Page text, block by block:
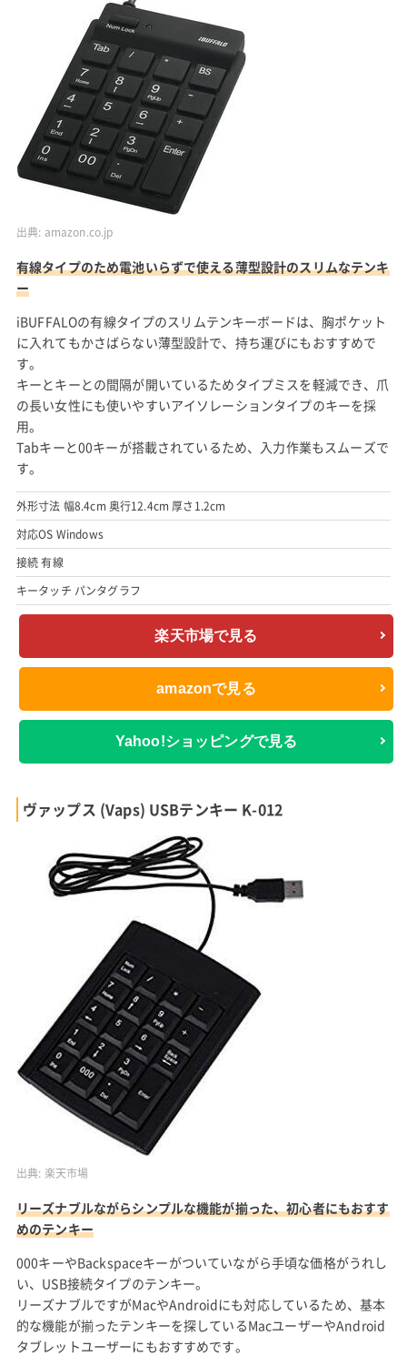
出典: amazon.co.jp
有線タイプのため電池いらずで使える薄型設計のスリムなテンキ
ー
iBUFFALOの有線タイプのスリムテンキーボードは、胸ポケット
に入れてもかさばらない薄型設計で、持ち運びにもおすすめで
す。
キーとキーとの間隔が開いているためタイプミスを軽減でき、爪
の長い女性にも使いやすいアイソレーションタイプのキーを採
用。
Tabキーと00キーが搭載されているため、入力作業もスムーズで
す。
外形寸法 幅8.4cm 奥行12.4cm 厚さ1.2cm
対応OS Windows
接続 有線
キータッチ パンタグラフ
楽天市場で見る
amazonで見る
Yahoo!ショッピングで見る
ヴァップス (Vaps) USBテンキー K-012
出典: 楽天市場
リーズナブルながらシンプルな機能が揃った、初心者にもおすす
めのテンキー
000キーやBackspaceキーがついていながら手頃な価格がうれし
い、USB接続タイプのテンキー。
リーズナブルですがMacやAndroidにも対応しているため、基本
的な機能が揃ったテンキーを探しているMacユーザーやAndroid
タブレットユーザーにもおすすめです。